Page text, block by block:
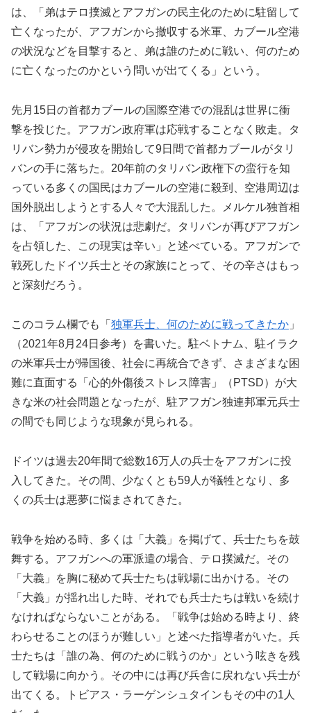
は、「弟はテロ撲滅とアフガンの民主化のために駐留して
亡くなったが、アフガンから撤収する米軍、カブール空港
の状況などを目撃すると、弟は誰のために戦い、何のため
に亡くなったのかという問いが出てくる」という。
先月15日の首都カブールの国際空港での混乱は世界に衝
撃を投じた。アフガン政府軍は応戦することなく敗走。タ
リバン勢力が侵攻を開始して9日間で首都カブールがタリ
バンの手に落ちた。20年前のタリバン政権下の蛮行を知
っている多くの国民はカブールの空港に殺到、空港周辺は
国外脱出しようとする人々で大混乱した。メルケル独首相
は、「アフガンの状況は悲劇だ。タリバンが再びアフガン
を占領した、この現実は辛い」と述べている。アフガンで
戦死したドイツ兵士とその家族にとって、その辛さはもっ
と深刻だろう。
このコラム欄でも「 独軍兵士、何のために戦ってきたか 」
（2021年8月24日参考）を書いた。駐ベトナム、駐イラク
の米軍兵士が帰国後、社会に再統合できず、さまざまな困
難に直面する「心的外傷後ストレス障害」（PTSD）が大
きな米の社会問題となったが、駐アフガン独連邦軍元兵士
の間でも同じような現象が見られる。
ドイツは過去20年間で総数16万人の兵士をアフガンに投
入してきた。その間、少なくとも59人が犠牲となり、多
くの兵士は悪夢に悩まされてきた。
戦争を始める時、多くは「大義」を掲げて、兵士たちを鼓
舞する。アフガンへの軍派遣の場合、テロ撲滅だ。その
「大義」を胸に秘めて兵士たちは戦場に出かける。その
「大義」が揺れ出した時、それでも兵士たちは戦いを続け
なければならないことがある。「戦争は始める時より、終
わらせることのほうが難しい」と述べた指導者がいた。兵
士たちは「誰の為、何のために戦うのか」という呟きを残
して戦場に向かう。その中には再び兵舎に戻れない兵士が
出てくる。トビアス・ラーゲンシュタインもその中の1人